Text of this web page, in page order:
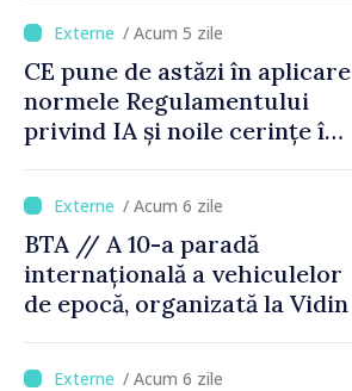
capacitate
/ Acum 5 zile
CE pune de astăzi în aplicare
normele Regulamentului
privind IA și noile cerințe în
/ Acum 6 zile
BTA // A 10-a paradă
internațională a vehiculelor
de epocă, organizată la Vidin
/ Acum 6 zile